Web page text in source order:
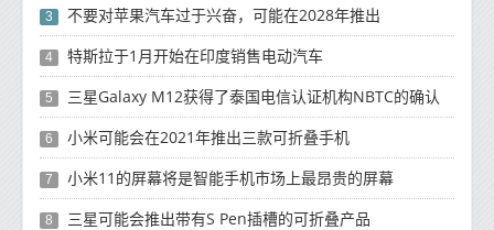
3 不要对苹果汽车过于兴奋，可能在2028年推出
4 特斯拉于1月开始在印度销售电动汽车
5 三星Galaxy M12获得了泰国电信认证机构NBTC的确认
6 小米可能会在2021年推出三款可折叠手机
7 小米11的屏幕将是智能手机市场上最昂贵的屏幕
8 三星可能会推出带有S Pen插槽的可折叠产品